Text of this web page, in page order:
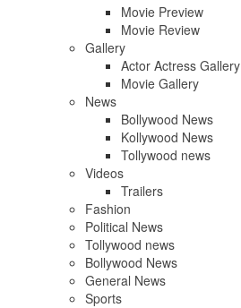
Movie Preview
Movie Review
Gallery
Actor Actress Gallery
Movie Gallery
News
Bollywood News
Kollywood News
Tollywood news
Videos
Trailers
Fashion
Political News
Tollywood news
Bollywood News
General News
Sports